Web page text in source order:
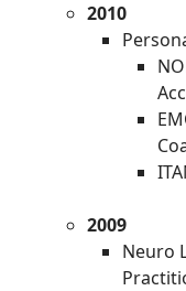
2010
2009
Neuro